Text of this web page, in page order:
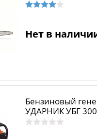
Нет в
Бензиновый
УДАРНИК УБГ